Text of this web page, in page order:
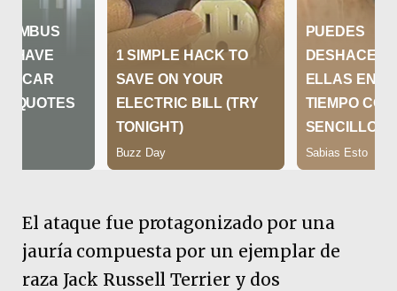
El ataque fue protagonizado por una
jauría compuesta por un ejemplar de
raza Jack Russell Terrier y dos